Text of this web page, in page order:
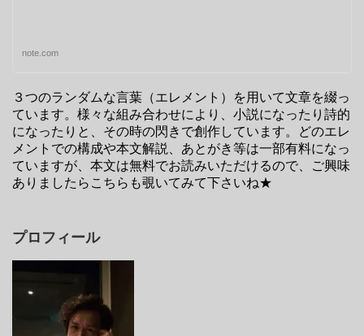
note.com
３つのランダムな言葉（エレメント）を用いて文章を綴っ
ています。様々な組み合わせにより、小説になったり詩的
になったりと、その時の閃きで創作しています。どのエレ
メントでの構成や本文解説、あとがき等は一部有料になっ
ていますが、本文は無料でお読みいただけるので、ご興味
ありましたらこちらも覗いてみて下さいね★
プロフィール